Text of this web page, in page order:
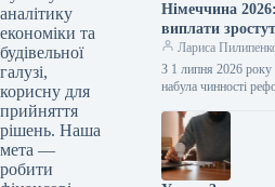
аналітику
економіки та
будівельної
галузі,
корисну для
прийняття
рішень. Наша
мета —
робити
Німеччина 2026:
виплати
Лариса
З 1 липня 2026 року
набула чинності
діяла від 2023 року,